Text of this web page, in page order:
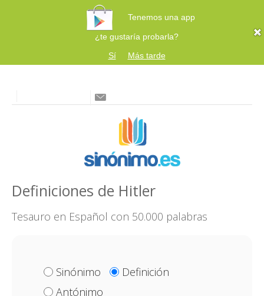
Tenemos una app
¿te gustaría probarla?
Sí
Más tarde
Definiciones de Hitler
Tesauro en Español con 50.000 palabras
Sinónimo
Definición
Antónimo